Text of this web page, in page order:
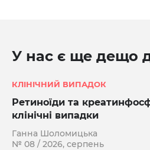
У нас є ще дещо
КЛІНІЧНИЙ ВИПАДОК
Ретиноїди та
клінічні випадки
Ганна Шоломицька
№ 08 / 2026, серпень